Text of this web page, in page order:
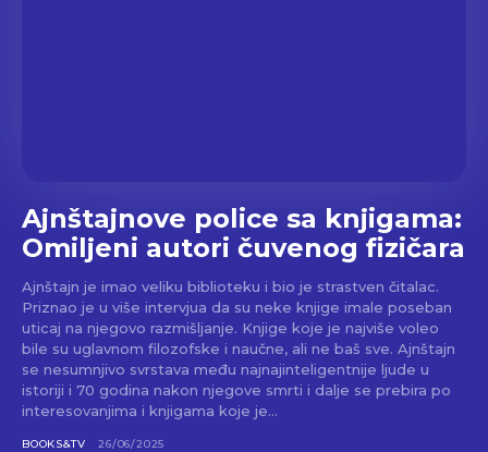
Ajnštajnove police sa knjigama:
Omiljeni autori čuvenog fizičara
Ajnštajn je imao veliku biblioteku i bio je strastven čitalac.
Priznao je u više intervjua da su neke knjige imale poseban
uticaj na njegovo razmišljanje. Knjige koje je najviše voleo
bile su uglavnom filozofske i naučne, ali ne baš sve. Ajnštajn
se nesumnjivo svrstava među najnajinteligentnije ljude u
istoriji i 70 godina nakon njegove smrti i dalje se prebira po
interesovanjima i knjigama koje je...
BOOKS&TV 26/06/2025